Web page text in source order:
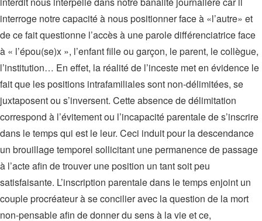
interroge notre capacité à nous positionner face à «l’autre» et
de ce fait questionne l’accès à une parole différenciatrice face
à « l’épou(se)x », l’enfant fille ou garçon, le parent, le collègue,
l’institution… En effet, la réalité de l’inceste met en évidence le
fait que les positions intrafamiliales sont non-délimitées, se
juxtaposent ou s’inversent. Cette absence de délimitation
correspond à l’évitement ou l’incapacité parentale de s’inscrire
dans le temps qui est le leur. Ceci induit pour la descendance
un brouillage temporel sollicitant une permanence de passage
à l’acte afin de trouver une position un tant soit peu
satisfaisante. L’inscription parentale dans le temps enjoint un
couple procréateur à se concilier avec la question de la mort
non-pensable afin de donner du sens à la vie et ce,